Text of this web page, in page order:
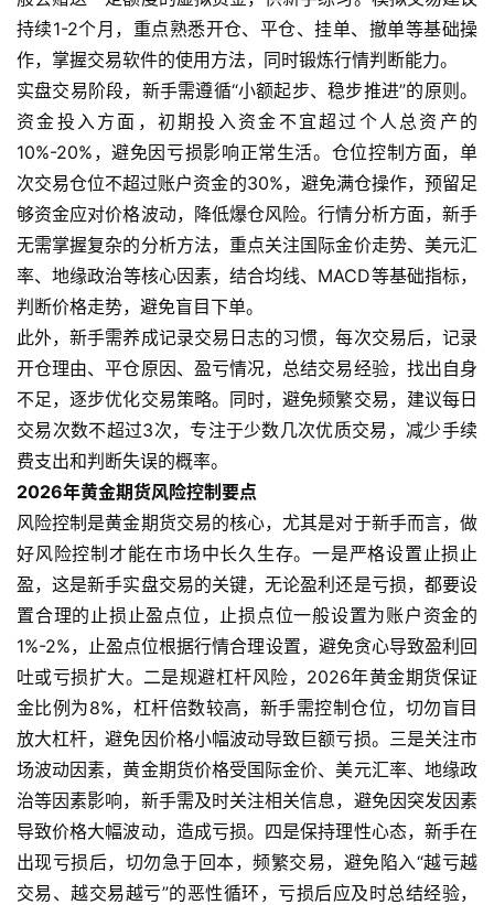
指
期
货
期
货
入
门
期
货
行
情
黄
金
期
货
持续1-2个月，重点熟悉开仓、平仓、挂单、撤单等基础操
作，掌握交易软件的使用方法，同时锻炼行情判断能力。
实盘交易阶段，新手需遵循“小额起步、稳步推进”的原则。
资金投入方面，初期投入资金不宜超过个人总资产的
10%-20%，避免因亏损影响正常生活。仓位控制方面，单
次交易仓位不超过账户资金的30%，避免满仓操作，预留足
够资金应对价格波动，降低爆仓风险。行情分析方面，新手
无需掌握复杂的分析方法，重点关注国际金价走势、美元汇
率、地缘政治等核心因素，结合均线、MACD等基础指标，
判断价格走势，避免盲目下单。
此外，新手需养成记录交易日志的习惯，每次交易后，记录
开仓理由、平仓原因、盈亏情况，总结交易经验，找出自身
不足，逐步优化交易策略。同时，避免频繁交易，建议每日
交易次数不超过3次，专注于少数几次优质交易，减少手续
费支出和判断失误的概率。
2026年黄金期货风险控制要点
风险控制是黄金期货交易的核心，尤其是对于新手而言，做
好风险控制才能在市场中长久生存。一是严格设置止损止
盈，这是新手实盘交易的关键，无论盈利还是亏损，都要设
置合理的止损止盈点位，止损点位一般设置为账户资金的
1%-2%，止盈点位根据行情合理设置，避免贪心导致盈利回
吐或亏损扩大。二是规避杠杆风险，2026年黄金期货保证
金比例为8%，杠杆倍数较高，新手需控制仓位，切勿盲目
放大杠杆，避免因价格小幅波动导致巨额亏损。三是关注市
场波动因素，黄金期货价格受国际金价、美元汇率、地缘政
治等因素影响，新手需及时关注相关信息，避免因突发因素
导致价格大幅波动，造成亏损。四是保持理性心态，新手在
出现亏损后，切勿急于回本，频繁交易，避免陷入“越亏越
交易、越交易越亏”的恶性循环，亏损后应及时总结经验，